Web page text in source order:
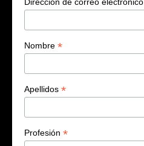
Dirección de correo electrónico
Nombre *
Apellidos *
Profesión *